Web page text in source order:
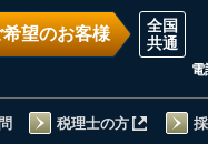
望のお客様
税理士の方